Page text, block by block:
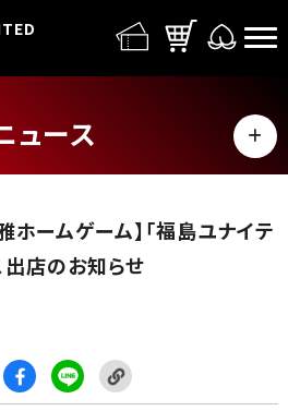
ュース
MENU
イベント
ームゲーム】「福島ユナイテ
出店のお知らせ